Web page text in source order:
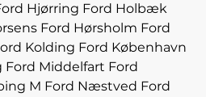
Hjørring Ford Holbæk
Ford Hørsholm Ford
Kolding Ford København
Ford Middelfart Ford
M Ford Næstved Ford